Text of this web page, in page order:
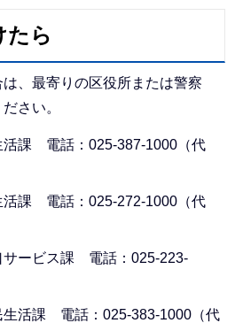
たら
、最寄りの区役所または警察
さい。
課 電話：025-387-1000（代
課 電話：025-272-1000（代
ービス課 電話：025-223-
活課 電話：025-383-1000（代